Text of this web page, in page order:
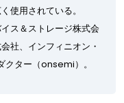
使用されている。
ス＆ストレージ株式会
社、インフィニオン・
クター（onsemi）。